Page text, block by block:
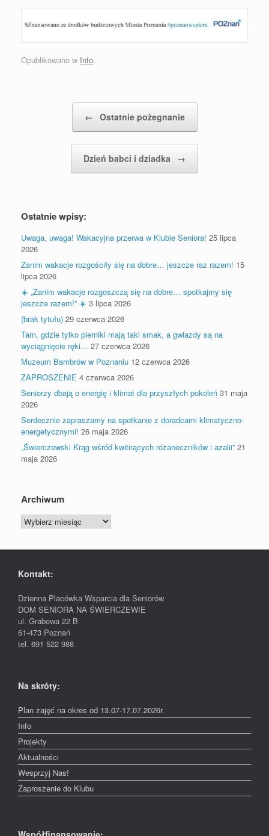
Opublikowano w Info.
← Ostatnie pożegnanie
Dzień babci i dziadka →
Ostatnie wpisy:
Uwaga, uwaga! Wakacyjna przerwa w Klubie Seniora! 25 lipca
2026
Zanim wakacje rozgościły się na dobre… jeszcze raz razem! 15
lipca 2026
☀️ „Zanim wakacje rozgoszczą się na dobre… spotkajmy się
jeszcze razem!” ☀️ 3 lipca 2026
(brak tytułu) 29 czerwca 2026
Tam, gdzie tylko pierniki mają taki smak, a gwiazdy są na
wyciągnięcie ręki… 27 czerwca 2026
Muzeum Bambrów w Poznaniu 12 czerwca 2026
ZAPROSZENIE 4 czerwca 2026
Seniorzy dbają o energię i klimat dla przyszłych pokoleń 31 maja
2026
Serdecznie zapraszamy na spotkanie z doradcami klimatyczno-
energetycznymi! 26 maja 2026
„Świerczewski Krąg wśród kwitnących różaneczników i azalii” 21
maja 2026
Archiwum
Archiwum
Kontakt:
Dzienna Placówka Wsparcia dla Seniorów
DOM SENIORA NA ŚWIERCZEWIE
ul. Grabowa 22 B
61-473 Poznań
tel. 691 522 988
Na skróty:
Plan zajęć na okres od 13.07-17.07.2026r.
Info
Projekty
Aktualności
Wesprzyj Nas!
Zaproszenie do Klubu